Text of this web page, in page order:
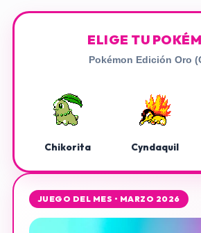
ELIGE TU
Pokémon Edición Oro
Chikorita Cyndaquil
JUEGO DEL MES • MARZO 2026